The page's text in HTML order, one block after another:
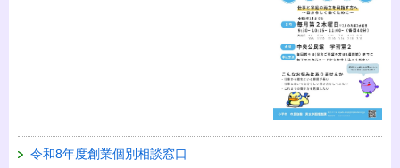
令和8年度創業個別相談窓口